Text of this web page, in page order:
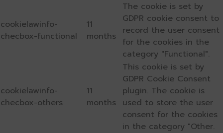
cookielawinfo-
checbox-functional
11
months
The cookie is set by
GDPR cookie consent to
record the user consent
for the cookies in the
category "Functional".
cookielawinfo-
checbox-others
11
months
This cookie is set by
GDPR Cookie Consent
plugin. The cookie is
used to store the user
consent for the cookies
in the category "Other.